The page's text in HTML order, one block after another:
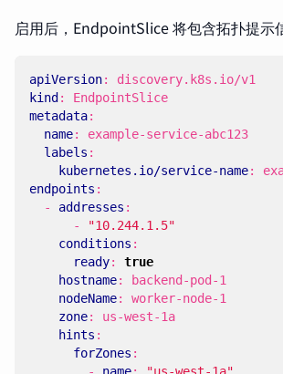
启用后，EndpointSlice 将包含拓扑提示
apiVersion:
discovery.k8s.io/v1
kind :
EndpointSlice
metadata:
name:
example-service-abc123
labels :
kubernetes.io/service-name:
endpoints :
- addresses :
-
"10.244.1.5"
conditions :
ready:
true
hostname:
backend-pod-1
nodeName:
worker-node-1
zone:
us-west-1a
hints :
forZones :